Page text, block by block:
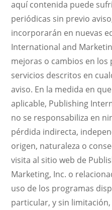
aquí contenida puede
periódicas sin previo
incorporarán en nuevas
International and
mejoras o cambios en
servicios descritos en
aviso. En la medida en
aplicable, Publishing
no se responsabiliza en
pérdida indirecta,
origen, naturaleza o
visita al sitio web de
Marketing, Inc. o
uso de los programas
particular, y sin